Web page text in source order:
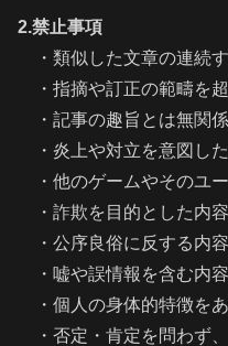
2.禁止事項
・類似した文章の連続
・指摘や訂正の範疇を
・記事の趣旨とは無関
・炎上や対立を意図し
・他のゲームやそのユ
・詐欺を目的とした内容
・公序良俗に反する内容
・嘘や誤情報を含む内容
・個人の身体的特徴を
・否定・肯定を問わず